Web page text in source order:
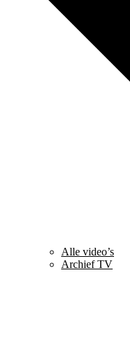
Alle video’s
Archief TV